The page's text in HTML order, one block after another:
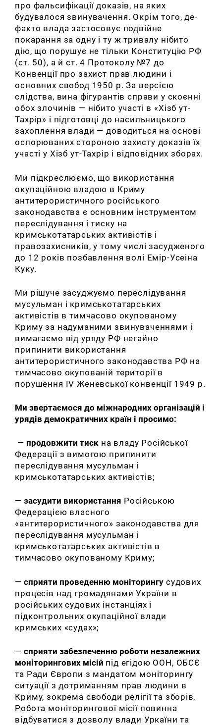
про фальсифікації доказів, на яких
будувалося звинувачення. Окрім того, де-
факто влада застосовує подвійне
покарання за одну і ту ж тривалу нібито
дію, що порушує не тільки Конституцію РФ
(ст. 50), а й ст. 4 Протоколу №7 до
Конвенції про захист прав людини і
основних свобод 1950 р. За версією
слідства, вина фігурантів справи у скоєнні
обох злочинів — нібито участі в «Хізб ут-
Тахрір» і підготовці до насильницького
захоплення влади — доводиться на основі
оспорюваних стороною захисту доказів їх
участі у Хізб ут-Тахрір і відповідних зборах.
Ми підкреслюємо, що використання
окупаційною владою в Криму
антитерористичного російського
законодавства є основним інструментом
переслідування і тиску на
кримськотатарських активістів і
правозахисників, у тому числі засудженого
до 12 років позбавлення волі Емір-Усеіна
Куку.
Ми рішуче засуджуємо переслідування
мусульман і кримськотатарських
активістів в тимчасово окупованому
Криму за надуманими звинуваченнями і
вимагаємо від уряду РФ негайно
припинити використання
антитерористичного законодавства РФ на
тимчасово окупованій території в
порушення IV Женевської конвенції 1949 р.
Ми звертаємося до міжнародних організацій і
урядів демократичних країн і просимо:
— продовжити тискна владу Російської
Федерації з вимогою припинити
переслідування мусульман і
кримськотатарських активістів;
— засудити використання Російською
Федерацією власного
«антитерористичного» законодавства для
переслідування мусульман і
кримськотатарських активістів в
тимчасово окупованому Криму;
— сприяти проведенню моніторингу судових
процесів над громадянами України в
російських судових інстанціях і
підконтрольних окупаційної влади
кримських «судах»;
— сприяти забезпеченню роботи незалежних
моніторингових місій під егідою ООН, ОБСЄ
та Ради Європи з мандатом моніторингу
ситуації з дотриманням прав людини в
Криму, зокрема свободи релігії та зборів.
Робота моніторингової місії повинна
відбуватися з дозволу влади Уркаїни та